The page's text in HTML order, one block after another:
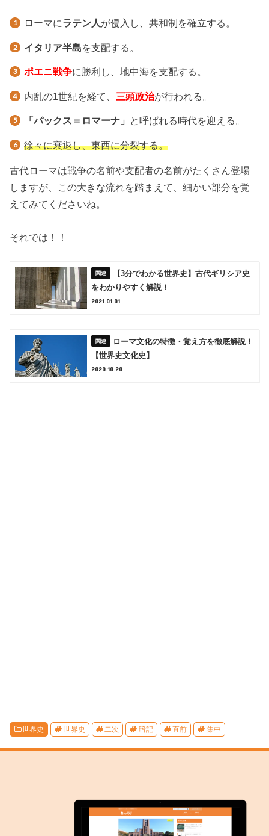
ローマにラテン人が侵入し、共和制を確立する。
イタリア半島を支配する。
ポエニ戦争に勝利し、地中海を支配する。
内乱の1世紀を経て、 三頭政治が行われる。
「パックス＝ロマーナ」 と呼ばれる時代を迎える。
徐々に衰退し、東西に分裂する。
古代ローマは戦争の名前や支配者の名前がたくさん登場
しますが、この大きな流れを踏まえて、細かい部分を覚
えてみてくださいね。
それでは！！
【3分でわかる世界史】古代ギリシア史
をわかりやすく解説！
2021.01.01
ローマ文化の特徴・覚え方を徹底解説！
【世界史文化史】
2020.10.20
世界史 世界史 二次 暗記 直前 集中